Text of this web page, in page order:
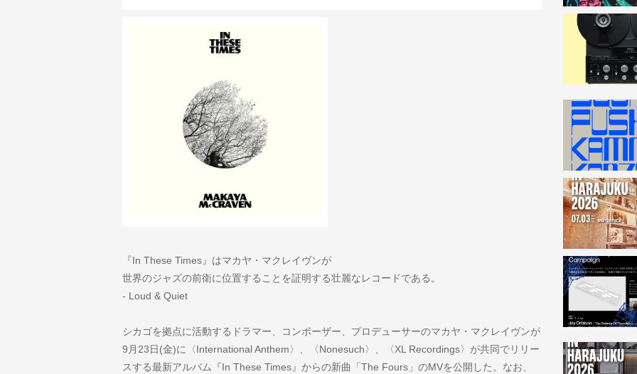
『In These Times』はマカヤ・マクレイヴンが
世界のジャズの前衛に位置することを証明する壮麗なレコードである。
- Loud & Quiet
シカゴを拠点に活動するドラマー、コンポーザー、プロデューサーのマカヤ・マクレイヴンが
9月23日(金)に〈International Anthem〉、〈Nonesuch〉、〈XL Recordings〉が共同でリリー
スする最新アルバム『In These Times』からの新曲「The Fours」のMVを公開した。なお、